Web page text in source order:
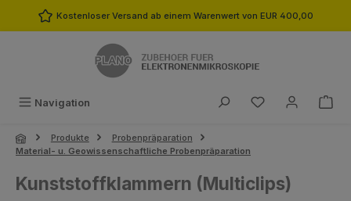
Zum Hauptinhalt springen
Kostenloser Versand ab einem Warenwert von EUR 400,00
Navigation Du hast 0
Produkte
Probenpräparation
Material- u. Geowissenschaftliche Probenpräparation
Kunststoffklammern (Multiclips)